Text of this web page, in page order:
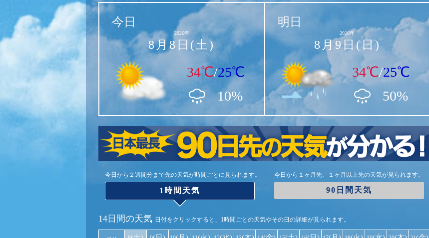
今日
2026年
8月8日(土)
34℃/25℃
10%
明日
2026年
8月9日(日)
34℃/25℃
50%
今日から２週間分まで先の天気が時間ごとに見られます。
1時間天気
今日から１ヶ月先、１ヶ月以上先の天気が見られます。
90日間天気
14日間の天気 日付をクリックすると、1時間ごとの天気やその日の詳細が見られます。